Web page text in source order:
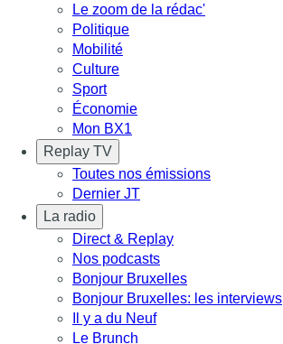
Le zoom de la rédac'
Politique
Mobilité
Culture
Sport
Économie
Mon BX1
Replay TV
Toutes nos émissions
Dernier JT
La radio
Direct & Replay
Nos podcasts
Bonjour Bruxelles
Bonjour Bruxelles: les interviews
Il y a du Neuf
Le Brunch